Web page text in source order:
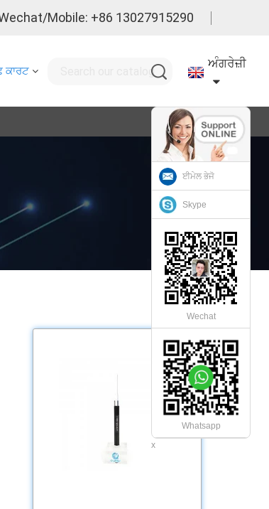
Mobile: +86 13027915290
ਕਾਰਟ
ਅੰਗਰੇਜ਼ੀ
ਈਮੇਲ ਭੇਜੋ
Skype
Wechat
Whatsapp
x